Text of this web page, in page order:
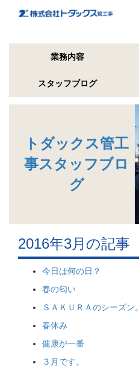
業務内容
スタッフブログ
トダックス管工
事スタッフブロ
グ
2016年3月の記事
今日は何の日？
春の匂い
ＳＡＫＵＲＡのシーズン。
春休み
健康が一番
３月です。